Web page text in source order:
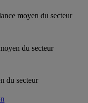
moyen du secteur
du secteur
du secteur